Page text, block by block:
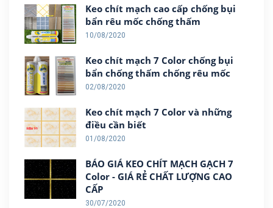
Keo chít mạch cao cấp chống bụi
bẩn rêu mốc chống thấm
10/08/2020
Keo chít mạch 7 Color chống bụi
bẩn chống thấm chống rêu mốc
02/08/2020
Keo chít mạch 7 Color và những
điều cần biết
01/08/2020
BÁO GIÁ KEO CHÍT MẠCH GẠCH 7
Color - GIÁ RẺ CHẤT LƯỢNG CAO
CẤP
30/07/2020